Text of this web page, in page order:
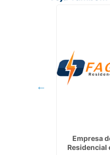
Empresa
Residencial